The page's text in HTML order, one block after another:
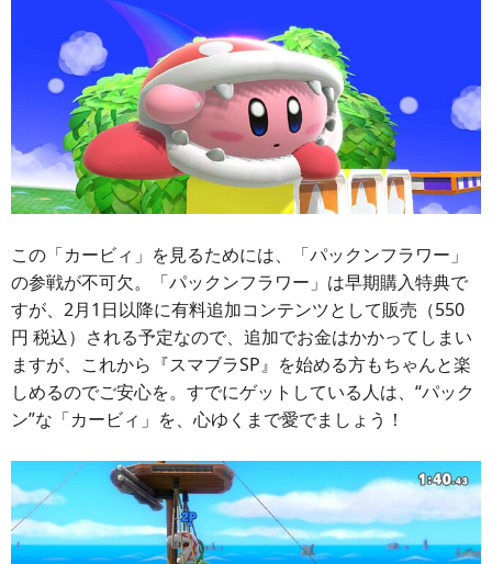
この「カービィ」を見るためには、「パックンフラワー」
の参戦が不可欠。「パックンフラワー」は早期購入特典で
すが、2月1日以降に有料追加コンテンツとして販売（550
円 税込）される予定なので、追加でお金はかかってしまい
ますが、これから『スマブラSP』を始める方もちゃんと楽
しめるのでご安心を。すでにゲットしている人は、“パック
ン”な「カービィ」を、心ゆくまで愛でましょう！